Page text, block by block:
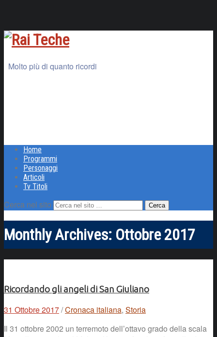
Molto più di quanto ricordi
Home
Programmi
Personaggi
Articoli
Tv Titoli
Cerca nel sito
Monthly Archives: Ottobre 2017
Ricordando gli angeli di San Giuliano
31 Ottobre 2017/Cronaca italiana, Storia
Il 31 ottobre 2002 un terremoto dell’ottavo grado della scala